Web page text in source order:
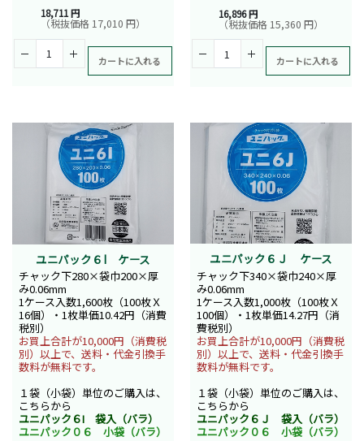
18,711 円
（税抜価格 17,010 円）
カートに入れる
16,896 円
（税抜価格 15,360 円）
カートに入れる
ユニパック６I ケース
チャック下280×袋巾200×厚
み0.06mm
1ケース入数1,600枚（100枚Ｘ
16個）・1枚単価10.42円（消費
税別）
お買上合計が10,000円（消費税
別）以上で、送料・代金引換手
数料が無料です。
１袋（小袋）単位のご購入は、
こちらから
ユニパック６I 袋入（バラ）
ユニパック０６ 小袋（バラ）
ユニパック６Ｊ ケース
チャック下340×袋巾240×厚
み0.06mm
1ケース入数1,000枚（100枚Ｘ
100個）・1枚単価14.27円（消
費税別）
お買上合計が10,000円（消費税
別）以上で、送料・代金引換手
数料が無料です。
１袋（小袋）単位のご購入は、
こちらから
ユニパック６Ｊ 袋入（バラ）
ユニパック０６ 小袋（バラ）